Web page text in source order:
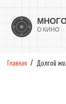
Главная Долгой